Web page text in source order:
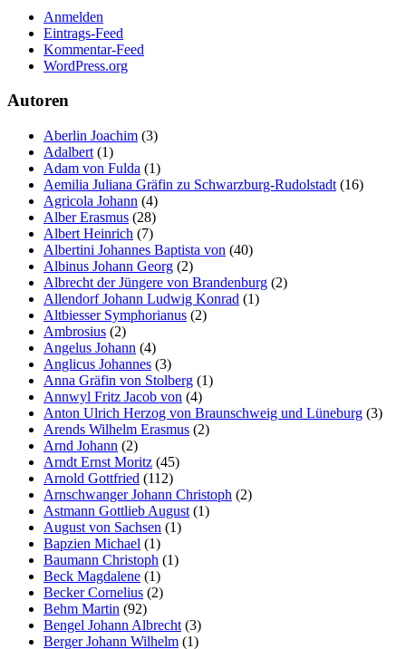
Anmelden
Eintrags-Feed
Kommentar-Feed
WordPress.org
Autoren
Aberlin Joachim (3)
Adalbert (1)
Adam von Fulda (1)
Aemilia Juliana Gräfin zu Schwarzburg-Rudolstadt (16)
Agricola Johann (4)
Alber Erasmus (28)
Albert Heinrich (7)
Albertini Johannes Baptista von (40)
Albinus Johann Georg (2)
Albrecht der Jüngere von Brandenburg (2)
Allendorf Johann Ludwig Konrad (1)
Altbiesser Symphorianus (2)
Ambrosius (2)
Angelus Johann (4)
Anglicus Johannes (3)
Anna Gräfin von Stolberg (1)
Annwyl Fritz Jacob von (4)
Anton Ulrich Herzog von Braunschweig und Lüneburg (3)
Arends Wilhelm Erasmus (2)
Arnd Johann (2)
Arndt Ernst Moritz (45)
Arnold Gottfried (112)
Arnschwanger Johann Christoph (2)
Astmann Gottlieb August (1)
August von Sachsen (1)
Bapzien Michael (1)
Baumann Christoph (1)
Beck Magdalene (1)
Becker Cornelius (2)
Behm Martin (92)
Bengel Johann Albrecht (3)
Berger Johann Wilhelm (1)